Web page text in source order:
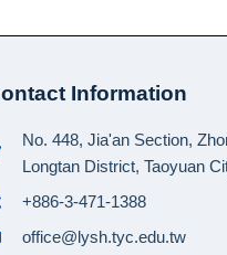
Information
No. 448, Jia'an Section,
Longtan District, Taoyuan
+886-3-471-1388
office@lysh.tyc.edu.tw